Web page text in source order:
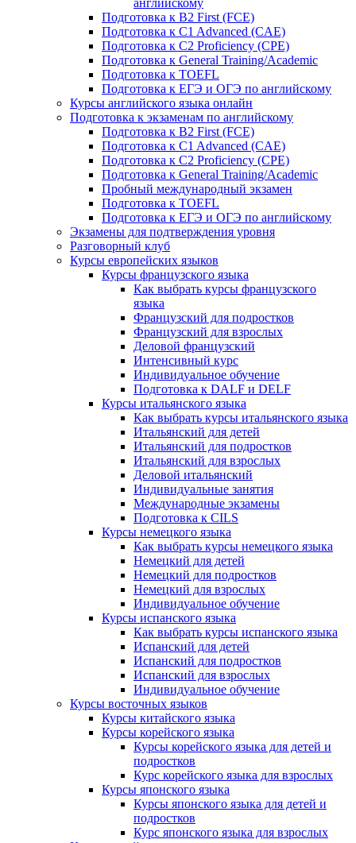
Подготовка к B2 First (FCE)
Подготовка к C1 Advanced (CAE)
Подготовка к C2 Proficiency (CPE)
Подготовка к General Training/Academic
Подготовка к TOEFL
Подготовка к ЕГЭ и ОГЭ по английскому
Курсы английского языка онлайн
Подготовка к экзаменам по английскому
Подготовка к B2 First (FCE)
Подготовка к C1 Advanced (CAE)
Подготовка к C2 Proficiency (CPE)
Подготовка к General Training/Academic
Пробный международный экзамен
Подготовка к TOEFL
Подготовка к ЕГЭ и ОГЭ по английскому
Экзамены для подтверждения уровня
Разговорный клуб
Курсы европейских языков
Курсы французского языка
Как выбрать курсы французского
языка
Французский для подростков
Французский для взрослых
Деловой французский
Интенсивный курс
Индивидуальное обучение
Подготовка к DALF и DELF
Курсы итальянского языка
Как выбрать курсы итальянского языка
Итальянский для детей
Итальянский для подростков
Итальянский для взрослых
Деловой итальянский
Индивидуальные занятия
Международные экзамены
Подготовка к CILS
Курсы немецкого языка
Как выбрать курсы немецкого языка
Немецкий для детей
Немецкий для подростков
Немецкий для взрослых
Индивидуальное обучение
Курсы испанского языка
Как выбрать курсы испанского языка
Испанский для детей
Испанский для подростков
Испанский для взрослых
Индивидуальное обучение
Курсы восточных языков
Курсы китайского языка
Курсы корейского языка
Курсы корейского языка для детей и
подростков
Курс корейского языка для взрослых
Курсы японского языка
Курсы японского языка для детей и
подростков
Курс японского языка для взрослых